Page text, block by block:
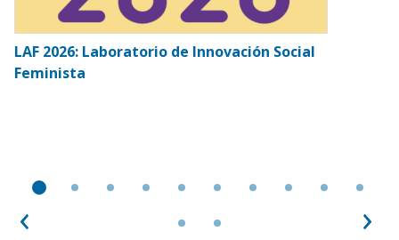
LAF 2026: Laboratorio de Innovación Social
Feminista